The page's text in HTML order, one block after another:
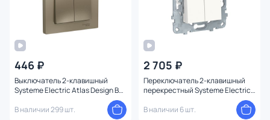
446 ₽
Выключатель 2-клавишный
Systeme Electric Atlas Design BD-
В наличии 299 шт.
2 705 ₽
Переключатель 2-клавишный
перекрестный Systeme Electric
В наличии 6 шт.